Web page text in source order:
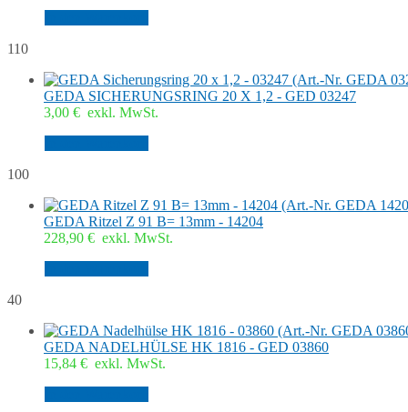
110
GEDA SICHERUNGSRING 20 X 1,2 - GED 03247
3,00 € exkl. MwSt.
100
GEDA Ritzel Z 91 B= 13mm - 14204
228,90 € exkl. MwSt.
40
GEDA NADELHÜLSE HK 1816 - GED 03860
15,84 € exkl. MwSt.